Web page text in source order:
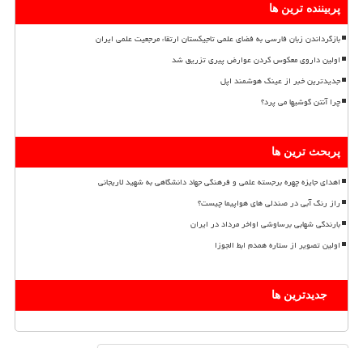
پربیننده ترین ها
بازگرداندن زبان فارسی به فضای علمی تاجیکستان ارتقاء مرجعیت علمی ایران
اولین داروی معکوس کردن عوارض پیری تزریق شد
جدیدترین خبر از عینک هوشمند اپل
چرا آنتن گوشیها می پرد؟
پربحث ترین ها
اهدای جایزه چهره برجسته علمی و فرهنگی جهاد دانشگاهی به شهید لاریجانی
راز رنگ آبی در صندلی های هواپیما چیست؟
بارندگی شهابی برساوشی اواخر مرداد در ایران
اولین تصویر از ستاره همدم ابط الجوزا
جدیدترین ها